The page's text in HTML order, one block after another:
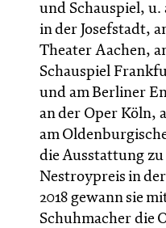
und Schauspiel, u.
in der Josefstadt,
Theater Aachen,
Schauspiel
und am Berliner
an der Oper Köln,
am
die Ausstattung zu
Nestroypreis in
2018 gewann sie
Schuhmacher die